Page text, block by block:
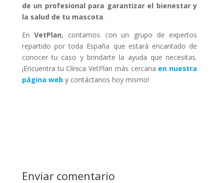
de un profesional para garantizar el bienestar y
la salud de tu mascota.
EnVetPlan, contamos con un grupo de expertos
repartido por toda España que estará encantado de
conocer tu caso y brindarte la ayuda que necesitas.
¡Encuentra tu Clínica VetPlan más cercana en nuestra
página web y contáctanos hoy mismo!
Enviar comentario